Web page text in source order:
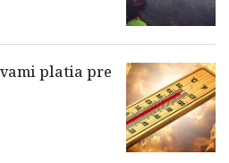
platia pre